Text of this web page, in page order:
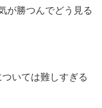
が勝つんでどう見る
いては難しすぎる